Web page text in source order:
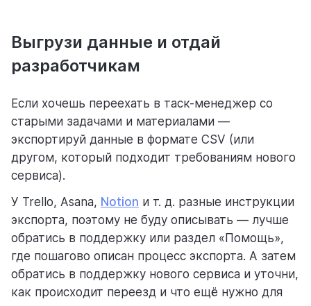
Выгрузи данные и отдай
разработчикам
Если хочешь переехать в таск-менеджер со
старыми задачами и материалами —
экспортируй данные в формате CSV (или
другом, который подходит требованиям нового
сервиса).
У Trello, Asana, Notion и т. д. разные инструкции
экспорта, поэтому не буду описывать — лучше
обратись в поддержку или раздел «Помощь»,
где пошагово описан процесс экспорта. А затем
обратись в поддержку нового сервиса и уточни,
как происходит переезд и что ещё нужно для